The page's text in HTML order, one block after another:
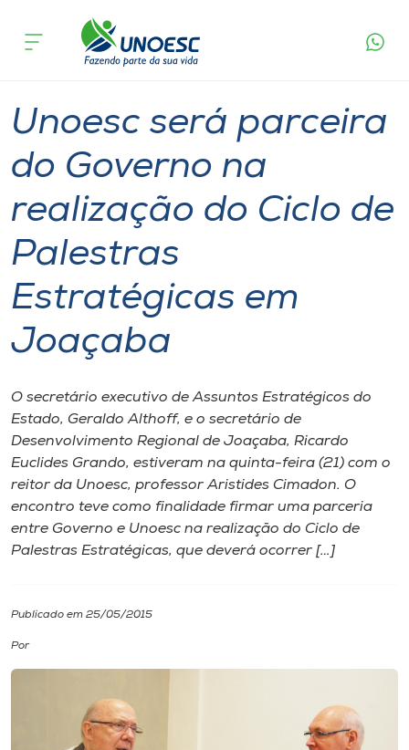
Cursos
Pesquisa
Atendimento ao Estudante
Portal de Ensino
Unoesc
Internacionalização
I.nova
Diplomados
Cultura
CPA
Biblioteca
acontece
Unoesc será parceira
do Governo na
realização do Ciclo de
Palestras
Estratégicas em
Joaçaba
O secretário executivo de Assuntos Estratégicos do
Estado, Geraldo Althoff, e o secretário de
Desenvolvimento Regional de Joaçaba, Ricardo
Euclides Grando, estiveram na quinta-feira (21) com o
reitor da Unoesc, professor Aristides Cimadon. O
encontro teve como finalidade firmar uma parceria
entre Governo e Unoesc na realização do Ciclo de
Palestras Estratégicas, que deverá ocorrer […]
Publicado em 25/05/2015
Por